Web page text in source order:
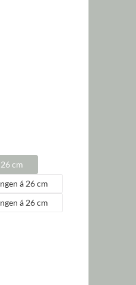
cm
á 26 cm
á 26 cm